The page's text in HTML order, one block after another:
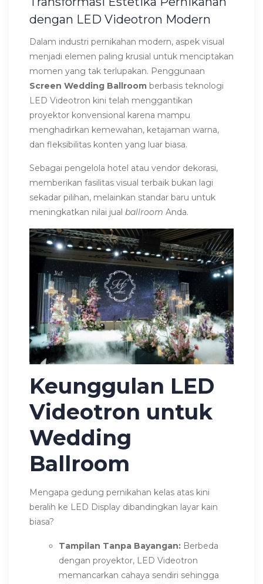
dengan LED Videotron Modern
Dalam industri pernikahan modern, aspek visual
menjadi elemen paling krusial untuk menciptakan
momen yang tak terlupakan. Penggunaan
Screen Wedding Ballroom berbasis teknologi
LED Videotron kini telah menggantikan
proyektor konvensional karena mampu
menghadirkan kemewahan, ketajaman warna,
dan fleksibilitas konten yang luar biasa.
Sebagai pengelola hotel atau vendor dekorasi,
memberikan fasilitas visual terbaik bukan lagi
sekadar pilihan, melainkan standar baru untuk
meningkatkan nilai jual ballroom Anda.
Keunggulan LED
Videotron untuk
Wedding
Ballroom
Mengapa gedung pernikahan kelas atas kini
beralih ke LED Display dibandingkan layar kain
biasa?
Tampilan Tanpa Bayangan: Berbeda
dengan proyektor, LED Videotron
memancarkan cahaya sendiri sehingga